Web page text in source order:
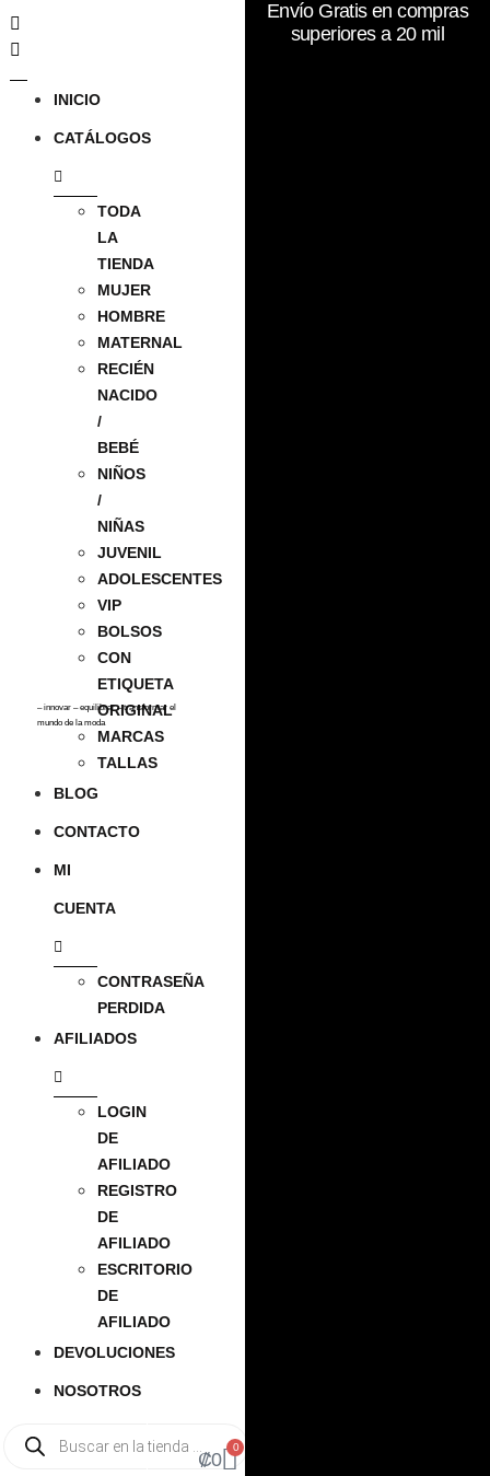
INICIO
CATÁLOGOS
TODA
LA
TIENDA
MUJER
HOMBRE
MATERNAL
RECIÉN
NACIDO
/
BEBÉ
NIÑOS
/
NIÑAS
JUVENIL
ADOLESCENTES
VIP
BOLSOS
CON
ETIQUETA
ORIGINAL
MARCAS
TALLAS
BLOG
CONTACTO
MI
CUENTA
CONTRASEÑA
PERDIDA
AFILIADOS
LOGIN
DE
AFILIADO
REGISTRO
DE
AFILIADO
ESCRITORIO
DE
AFILIADO
DEVOLUCIONES
NOSOTROS
– innovar – equilibrar – transformar el
mundo de la moda
₡0
0
Envío Gratis en compras
superiores a 20 mil